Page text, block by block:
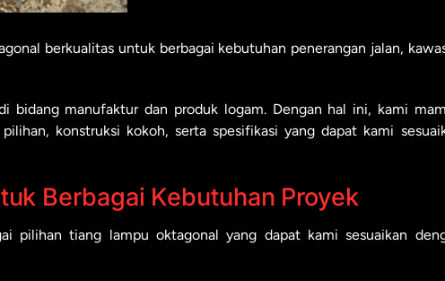
berkualitas untuk berbagai kebutuhan penerangan jalan,
bidang manufaktur dan produk logam. Dengan hal ini, kami
konstruksi kokoh, serta spesifikasi yang dapat kami
Berbagai Kebutuhan Proyek
pilihan tiang lampu oktagonal yang dapat kami sesuaikan